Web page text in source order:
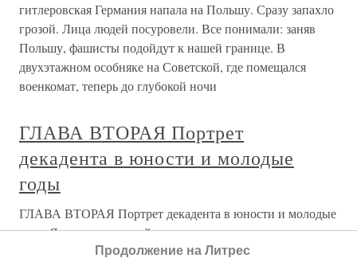
гитлеровская Германия напала на Польшу. Сразу запахло
грозой. Лица людей посуровели. Все понимали: заняв
Польшу, фашисты подойдут к нашей границе. В
двухэтажном особняке на Советской, где помещался
военкомат, теперь до глубокой ночи
ГЛАВА ВТОРАЯ Портрет
декадента в юности и молодые
годы
ГЛАВА ВТОРАЯ Портрет декадента в юности и молодые
годы Я отрок порочный и
Продолжение на Литрес